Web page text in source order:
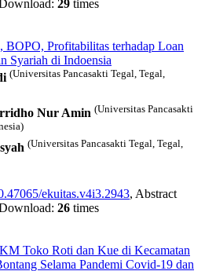
29 times
Profitabilitas terhadap Loan
Syariah di Indoensia
(Universitas Pancasakti Tegal, Tegal,
Nur Amin (Universitas Pancasakti
(Universitas Pancasakti Tegal, Tegal,
ekuitas.v4i3.2943, Abstract
26 times
Toko Roti dan Kue di Kecamatan
Selama Pandemi Covid-19 dan